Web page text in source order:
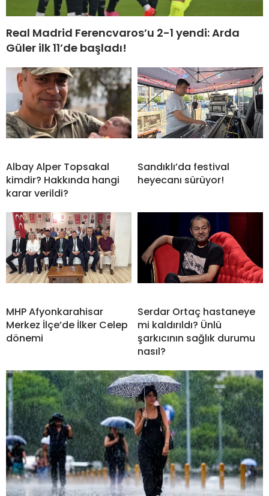
Real Madrid Ferencvaros’u 2-1 yendi: Arda
Güler ilk 11’de başladı!
Albay Alper Topsakal
kimdir? Hakkında hangi
karar verildi?
Sandıklı’da festival
heyecanı sürüyor!
MHP Afyonkarahisar
Merkez İlçe’de İlker Celep
dönemi
Serdar Ortaç hastaneye
mi kaldırıldı? Ünlü
şarkıcının sağlık durumu
nasıl?